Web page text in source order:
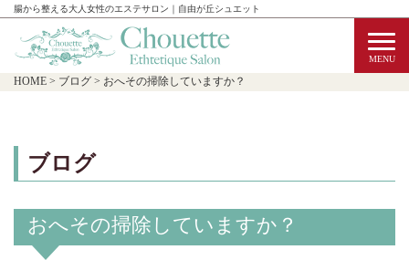
腸から整える大人女性のエステサロン｜自由が丘シュエット
HOME > ブログ > おへその掃除していますか？
ブログ
おへその掃除していますか？